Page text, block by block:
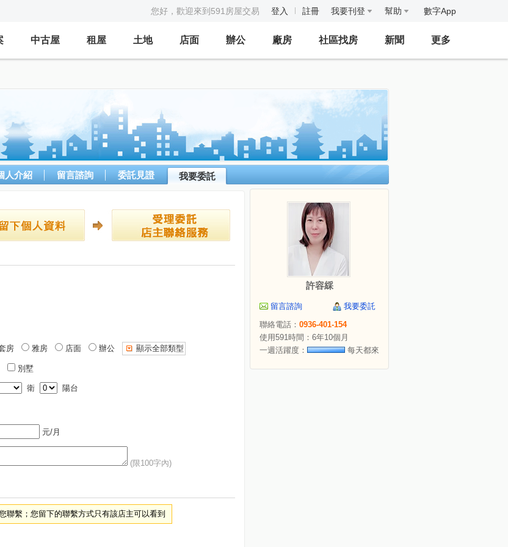
您好，歡迎來到591房屋交易 登入 註冊 我要刊登 幫助 數字App
中古屋 租屋 土地 店面 辦公 廠房 社區找房 新聞 更多
人介紹 留言諮詢 委託見證 我要委託
房 雅房 店面 辦公 顯示全部類型
別墅
衛 陽台
元/月
(限100字內)
聯繫；您留下的聯繫方式只有該店主可以看到
許容綵
留言諮詢
我要委託
聯絡電話： 0936-401-154
使用591時間：6年10個月
一週活躍度：
每天都來